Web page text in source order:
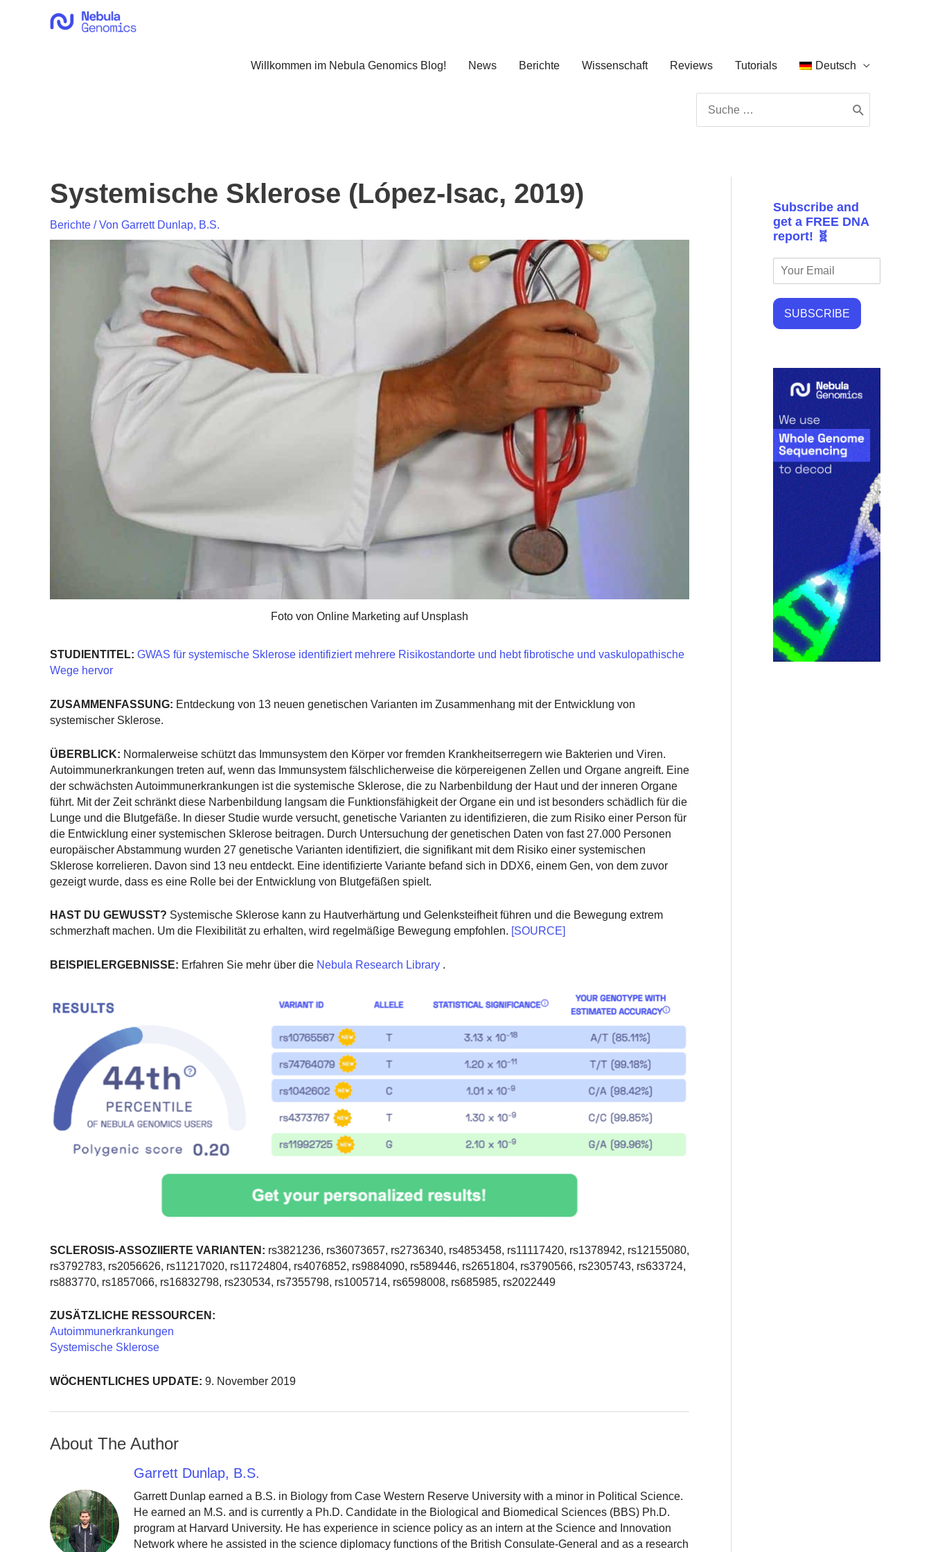
Willkommen im Nebula Genomics Blog! News Berichte Wissenschaft Reviews Tutorials Deutsch
for:
Systemische Sklerose (López-Isac, 2019)
Berichte / Von Garrett Dunlap, B.S.
Foto von Online Marketing auf Unsplash
STUDIENTITEL: GWAS für systemische Sklerose identifiziert mehrere Risikostandorte und hebt fibrotische und vaskulopathische
Wege hervor
ZUSAMMENFASSUNG: Entdeckung von 13 neuen genetischen Varianten im Zusammenhang mit der Entwicklung von
systemischer Sklerose.
ÜBERBLICK: Normalerweise schützt das Immunsystem den Körper vor fremden Krankheitserregern wie Bakterien und Viren.
Autoimmunerkrankungen treten auf, wenn das Immunsystem fälschlicherweise die körpereigenen Zellen und Organe angreift. Eine
der schwächsten Autoimmunerkrankungen ist die systemische Sklerose, die zu Narbenbildung der Haut und der inneren Organe
führt. Mit der Zeit schränkt diese Narbenbildung langsam die Funktionsfähigkeit der Organe ein und ist besonders schädlich für die
Lunge und die Blutgefäße. In dieser Studie wurde versucht, genetische Varianten zu identifizieren, die zum Risiko einer Person für
die Entwicklung einer systemischen Sklerose beitragen. Durch Untersuchung der genetischen Daten von fast 27.000 Personen
europäischer Abstammung wurden 27 genetische Varianten identifiziert, die signifikant mit dem Risiko einer systemischen
Sklerose korrelieren. Davon sind 13 neu entdeckt. Eine identifizierte Variante befand sich in DDX6, einem Gen, von dem zuvor
gezeigt wurde, dass es eine Rolle bei der Entwicklung von Blutgefäßen spielt.
HAST DU GEWUSST? Systemische Sklerose kann zu Hautverhärtung und Gelenksteifheit führen und die Bewegung extrem
schmerzhaft machen. Um die Flexibilität zu erhalten, wird regelmäßige Bewegung empfohlen. [SOURCE]
BEISPIELERGEBNISSE: Erfahren Sie mehr über die Nebula Research Library .
SCLEROSIS-ASSOZIIERTE VARIANTEN: rs3821236, rs36073657, rs2736340, rs4853458, rs11117420, rs1378942, rs12155080,
rs3792783, rs2056626, rs11217020, rs11724804, rs4076852, rs9884090, rs589446, rs2651804, rs3790566, rs2305743, rs633724,
rs883770, rs1857066, rs16832798, rs230534, rs7355798, rs1005714, rs6598008, rs685985, rs2022449
ZUSÄTZLICHE RESSOURCEN:
Autoimmunerkrankungen
Systemische Sklerose
WÖCHENTLICHES UPDATE: 9. November 2019
About The Author
Garrett Dunlap, B.S.
Garrett Dunlap earned a B.S. in Biology from Case Western Reserve University with a minor in Political Science.
He earned an M.S. and is currently a Ph.D. Candidate in the Biological and Biomedical Sciences (BBS) Ph.D.
program at Harvard University. He has experience in science policy as an intern at the Science and Innovation
Network where he assisted in the science diplomacy functions of the British Consulate-General and as a research
Subscribe and
get a FREE DNA
report! 🧬
SUBSCRIBE